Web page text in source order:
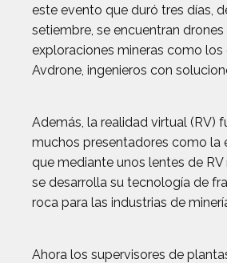
este evento que duró tres días,
setiembre, se encuentran drones
exploraciones mineras como
Avdrone, ingenieros con
Además, la realidad virtual (RV)
muchos presentadores como la
que mediante unos lentes de
se desarrolla su tecnología de
roca para las industrias de
Ahora los supervisores de